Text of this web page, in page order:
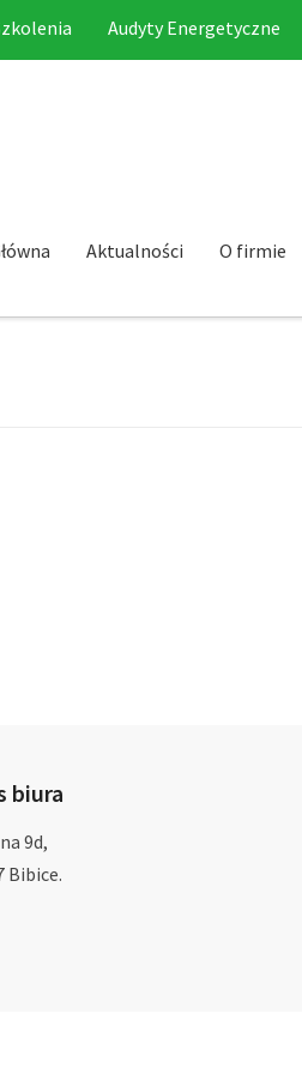
Audyty Energetyczne
Aktualności O firmie
biura
9d,
Bibice.